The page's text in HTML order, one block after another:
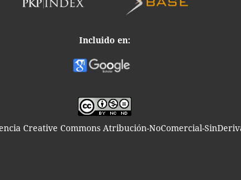
Incluido en:
Creative Commons Atribución-NoComercial-